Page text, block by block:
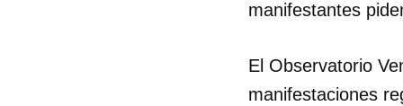
manifestantes
El Observatorio
manifestaciones